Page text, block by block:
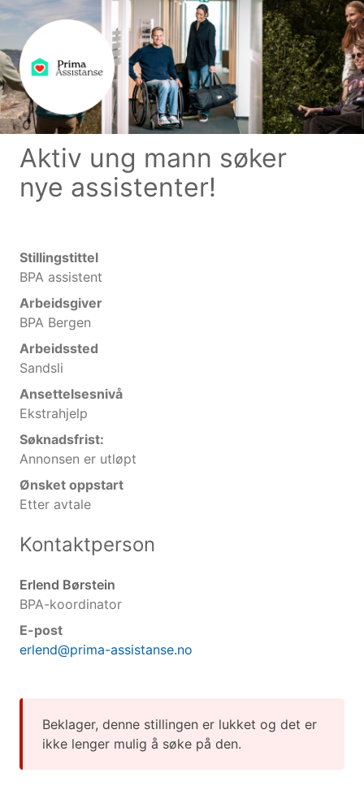
Aktiv ung mann søker
nye assistenter!
Stillingstittel
BPA assistent
Arbeidsgiver
BPA Bergen
Arbeidssted
Sandsli
Ansettelsesnivå
Ekstrahjelp
Søknadsfrist:
Annonsen er utløpt
Ønsket oppstart
Etter avtale
Kontaktperson
Erlend Børstein
BPA-koordinator
E-post
erlend@prima-assistanse.no
Beklager, denne stillingen er lukket og det er
ikke lenger mulig å søke på den.